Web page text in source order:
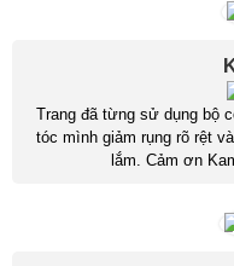
Trang đã từng sử dụng bộ
tóc mình giảm rụng rõ rệt
lắm. Cảm ơn